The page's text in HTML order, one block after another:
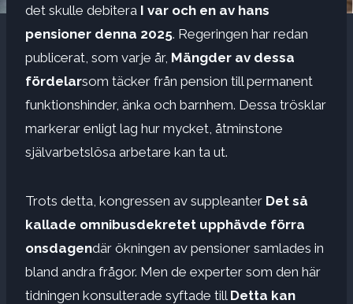
det skulle debitera I var och en av hans
pensioner denna 2025. Regeringen har redan
publicerat, som varje år, Mängder av dessa
fördelarsom täcker från pension till permanent
funktionshinder, änka och barnhem. Dessa trösklar
markerar enligt lag hur mycket, åtminstone
självarbetslösa arbetare kan ta ut.
Trots detta, kongressen av suppleanter Det så
kallade omnibusdekretet upphävde förra
onsdagendär ökningen av pensioner samlades in
bland andra frågor. Men de experter som den här
tidningen konsulterade syftade till Detta kan